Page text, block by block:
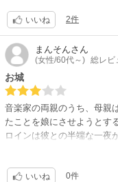
いいね 2件
まんそんさん
(女性/60代～) 総レビ
お城
音楽家の両親のうち、母親
たことを娘にさせようとす
ロインは彼との半端な一夜
ねんがあり、、、誰も悪
いいね 0件